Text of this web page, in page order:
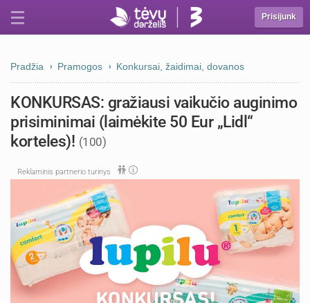
Prisijunk
Pradžia Pramogos Konkursai, žaidimai, dovanos
KONKURSAS: gražiausi vaikučio auginimo
prisiminimai (laimėkite 50 Eur „Lidl“
korteles)! (100)
Reklaminis partnerio turinys